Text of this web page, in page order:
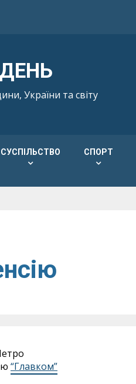
України та світу
СУСПІЛЬСТВО СПОРТ
“Главком”